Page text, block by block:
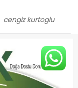
cengiz kurtoglu